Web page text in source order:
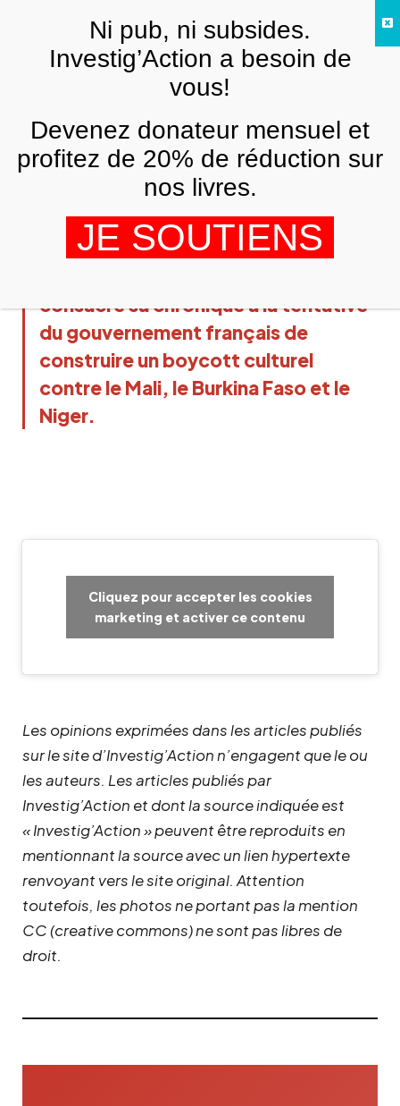
Niger, Mali, Burkina Faso : la solidarité
des peuples – Le Monde vu d’en Bas –
n°99
Dans ce nouveau numéro du Monde
consacre sa chronique à la tentative
du gouvernement français de
construire un boycott culturel
contre le Mali, le Burkina Faso et le
Niger.
Cliquez pour accepter les cookies
marketing et activer ce contenu
LA RUBRIQUE DE SAÏD BOUAMAMA
Les opinions exprimées dans les articles publiés
sur le site d’Investig’Action n’engagent que le ou
les auteurs. Les articles publiés par
Investig’Action et dont la source indiquée est
« Investig’Action » peuvent être reproduits en
mentionnant la source avec un lien hypertexte
renvoyant vers le site original. Attention
toutefois, les photos ne portant pas la mention
CC (creative commons) ne sont pas libres de
droit.
FRNi pub, ni subsides.
Investig’Action a besoin de
vous!
Devenez donateur mensuel et
profitez de 20% de réduction sur
nos livres.
JE SOUTIENS